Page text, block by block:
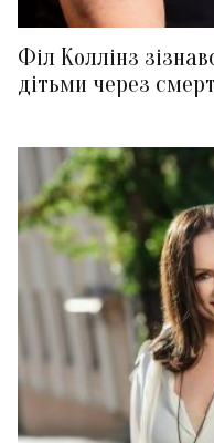
Філ Коллінз
дітьми через